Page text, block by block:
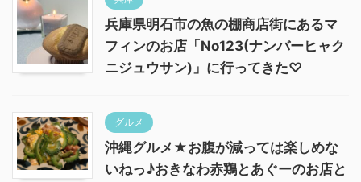
兵庫県明石市の魚の棚商店街にあるマ
フィンのお店「No123(ナンバーヒャク
ニジュウサン)」に行ってきた♡
グルメ
沖縄グルメ★お腹が減っては楽しめな
いねっ♪おきなわ赤鶏とあぐーのお店と